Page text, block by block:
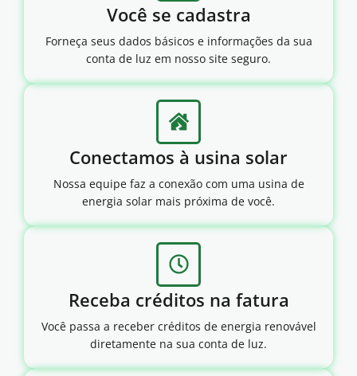
Você se cadastra
Forneça seus dados básicos e informações da sua
conta de luz em nosso site seguro.
Conectamos à usina solar
Nossa equipe faz a conexão com uma usina de
energia solar mais próxima de você.
Receba créditos na fatura
Você passa a receber créditos de energia renovável
diretamente na sua conta de luz.